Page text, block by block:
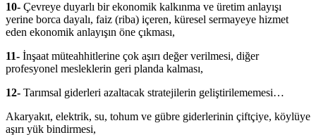
10- Çevreye duyarlı bir ekonomik kalkınma ve üretim anlayışı
yerine borca dayalı, faiz (riba) içeren, küresel sermayeye hizmet
eden ekonomik anlayışın öne çıkması,
11- İnşaat müteahhitlerine çok aşırı değer verilmesi, diğer
profesyonel mesleklerin geri planda kalması,
12- Tarımsal giderleri azaltacak stratejilerin geliştirilememesi…
Akaryakıt, elektrik, su, tohum ve gübre giderlerinin çiftçiye, köylüye
aşırı yük bindirmesi,